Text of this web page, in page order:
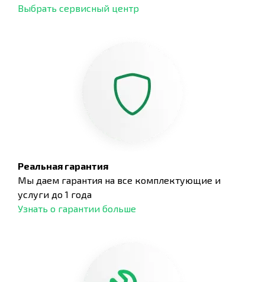
Выбрать сервисный центр
Реальная гарантия
Мы даем гарантия на все комплектующие и
услуги до 1 года
Узнать о гарантии больше